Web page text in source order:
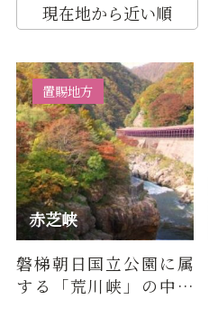
現在地から近い順
赤芝峡
置賜地方
磐梯朝日国立公園に属
する「荒川峡」の中で